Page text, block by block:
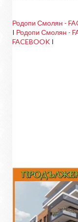
Родопи Смолян -
I Родопи Смолян -
FACEBOOK I